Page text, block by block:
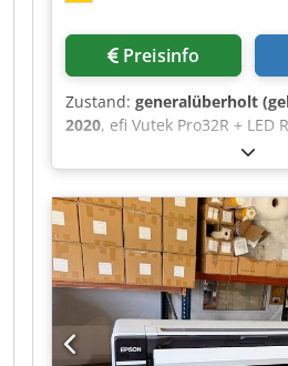
Preisinfo
Zustand: generalüberholt
2020, efi Vutek Pro32R + LED
Gen 5 Printheads 7pl
over and under print) age
refurbished and all
changed Speed up to 256
complete cleaned : Carriage
printheads and tubes Filters
firmaware ect . Crodszqgn